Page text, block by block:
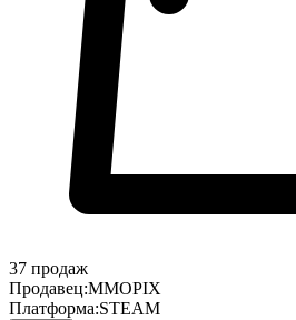
37 продаж
Продавец:MMOPIX
Платформа:STEAM